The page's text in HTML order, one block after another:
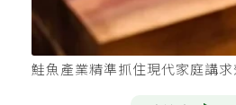
鮭魚產業精準抓住現代家庭講